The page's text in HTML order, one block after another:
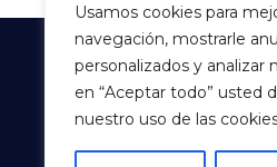
Usamos cookies para
navegación, mostrarle
personalizados y analizar
en “Aceptar todo” usted
nuestro uso de las
Ociomania